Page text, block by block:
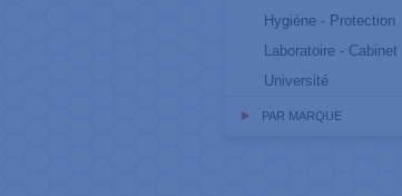
Hygiène - Protection
Laboratoire - Cabinet
Université
PAR MARQUE